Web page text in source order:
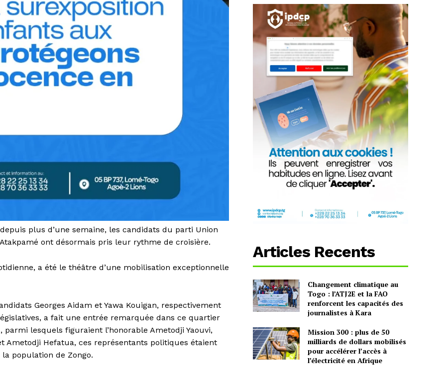
plus d’une semaine, les candidats du parti Union
ont désormais pris leur rythme de croisière.
a été le théâtre d’une mobilisation exceptionnelle
Georges Aidam et Yawa Kouigan, respectivement
a fait une entrée remarquée dans ce quartier
lesquels figuraient l’honorable Ametodji Yaouvi,
Ametodji Hefatua, ces représentants politiques étaient
population de Zongo.
Articles Recents
Changement climatique au
Togo : l’ATJ2E et la FAO
renforcent les capacités des
journalistes à Kara
Mission 300 : plus de 50
milliards de dollars mobilisés
pour accélérer l’accès à
l’électricité en Afrique